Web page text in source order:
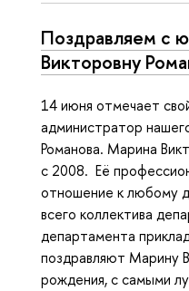
Поздравляем с
Викторовну
14 июня отмечает
администратор
Романова. Марина
с 2008. Её
отношение к любому
всего коллектива
департамента
поздравляют Марину
рождения, с самыми